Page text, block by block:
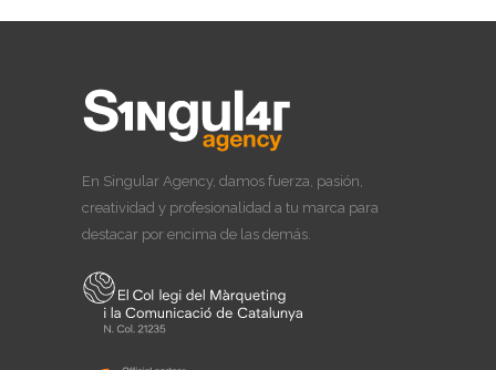
En Singular Agency, damos fuerza, pasión,
creatividad y profesionalidad a tu marca para
destacar por encima de las demás.